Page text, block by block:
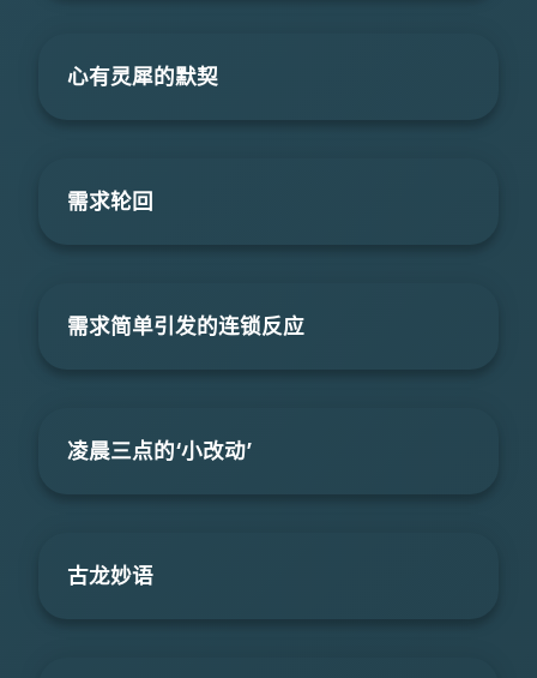
心有灵犀的默契
需求轮回
需求简单引发的连锁反应
凌晨三点的‘小改动’
古龙妙语